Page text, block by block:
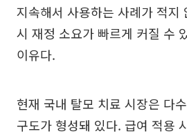
지속해서 사용하는 사례가 적지
시 재정 소요가 빠르게 커질 수
이유다.
현재 국내 탈모 치료 시장은 다
구도가 형성돼 있다. 급여 적용